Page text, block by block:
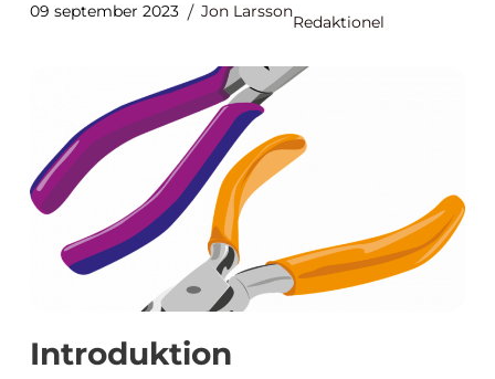
09 september 2023 Jon Larsson
Redaktionel
Introduktion